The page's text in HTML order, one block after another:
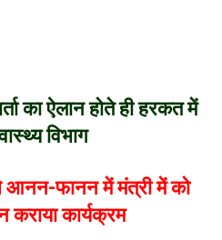
का ऐलान होते ही हरकत में
विभाग
फानन में मंत्री में को
कराया कार्यक्रम